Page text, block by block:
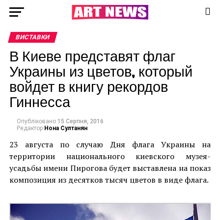
ВИСТАВКИ
В Киеве представят флаг
Украины из цветов, который
войдет в книгу рекордов
Гиннесса
Опубліковано 15 Серпня, 2016
Редактор Нона Султанян
23 августа по случаю Дня флага Украины на
территории национального киевского музея-
усадьбы имени Пирогова будет выставлена на показ
композиция из десятков тысяч цветов в виде флага.